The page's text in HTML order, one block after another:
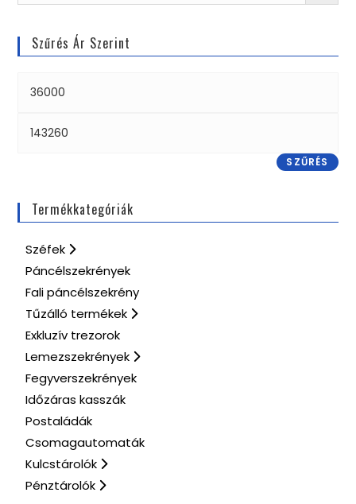
Szűrés Ár Szerint
SZŰRÉS
Termékkategóriák
Széfek
Páncélszekrények
Fali páncélszekrény
Tűzálló termékek
Exkluzív trezorok
Lemezszekrények
Fegyverszekrények
Időzáras kasszák
Postaládák
Csomagautomaták
Kulcstárolók
Pénztárolók